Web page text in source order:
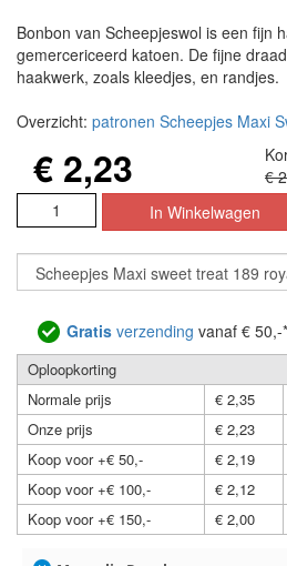
Bonbon van Scheepjeswol is een fijn
gemercericeerd katoen. De fijne
haakwerk, zoals kleedjes, en randjes.
Overzicht: patronen Scheepjes Maxi
€ 2,23
€
Gratis verzending vanaf € 50,-*
Oploopkorting
Normale prijs
€ 2,35
Onze prijs
€ 2,23
Koop voor +€ 50,-
€ 2,19
Koop voor +€ 100,-
€ 2,12
Koop voor +€ 150,-
€ 2,00